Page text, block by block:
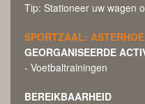
Tip: Stationeer uw wagen
SPORTZAAL:
GEORGANISEERDE
- Voetbaltrainingen
BEREIKBAARHEID